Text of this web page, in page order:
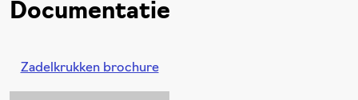
Documentatie
Zadelkrukken brochure